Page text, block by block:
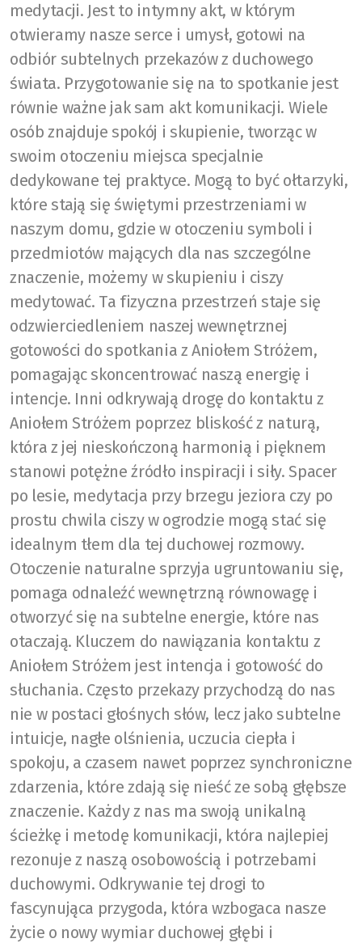
medytacji. Jest to intymny akt, w którym
otwieramy nasze serce i umysł, gotowi na
odbiór subtelnych przekazów z duchowego
świata. Przygotowanie się na to spotkanie jest
równie ważne jak sam akt komunikacji. Wiele
osób znajduje spokój i skupienie, tworząc w
swoim otoczeniu miejsca specjalnie
dedykowane tej praktyce. Mogą to być ołtarzyki,
które stają się świętymi przestrzeniami w
naszym domu, gdzie w otoczeniu symboli i
przedmiotów mających dla nas szczególne
znaczenie, możemy w skupieniu i ciszy
medytować. Ta fizyczna przestrzeń staje się
odzwierciedleniem naszej wewnętrznej
gotowości do spotkania z Aniołem Stróżem,
pomagając skoncentrować naszą energię i
intencje. Inni odkrywają drogę do kontaktu z
Aniołem Stróżem poprzez bliskość z naturą,
która z jej nieskończoną harmonią i pięknem
stanowi potężne źródło inspiracji i siły. Spacer
po lesie, medytacja przy brzegu jeziora czy po
prostu chwila ciszy w ogrodzie mogą stać się
idealnym tłem dla tej duchowej rozmowy.
Otoczenie naturalne sprzyja ugruntowaniu się,
pomaga odnaleźć wewnętrzną równowagę i
otworzyć się na subtelne energie, które nas
otaczają. Kluczem do nawiązania kontaktu z
Aniołem Stróżem jest intencja i gotowość do
słuchania. Często przekazy przychodzą do nas
nie w postaci głośnych słów, lecz jako subtelne
intuicje, nagłe olśnienia, uczucia ciepła i
spokoju, a czasem nawet poprzez synchroniczne
zdarzenia, które zdają się nieść ze sobą głębsze
znaczenie. Każdy z nas ma swoją unikalną
ścieżkę i metodę komunikacji, która najlepiej
rezonuje z naszą osobowością i potrzebami
duchowymi. Odkrywanie tej drogi to
fascynująca przygoda, która wzbogaca nasze
życie o nowy wymiar duchowej głębi i